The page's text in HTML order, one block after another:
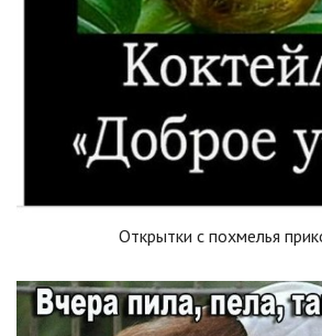
Открытки с похмелья